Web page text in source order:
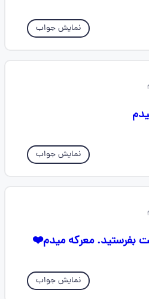
نمایش جواب
نمایش جواب
بفرستید. معرکه میدم❤️
نمایش جواب